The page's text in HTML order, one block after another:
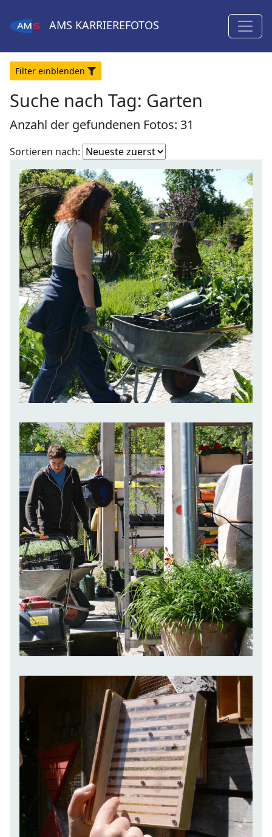
AMS KARRIEREFOTOS
Filter einblenden
Suche nach Tag: Garten
Anzahl der gefundenen Fotos: 31
Sortieren nach: